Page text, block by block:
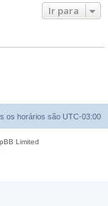
Ir para
os horários são UTC-03:00
Limited